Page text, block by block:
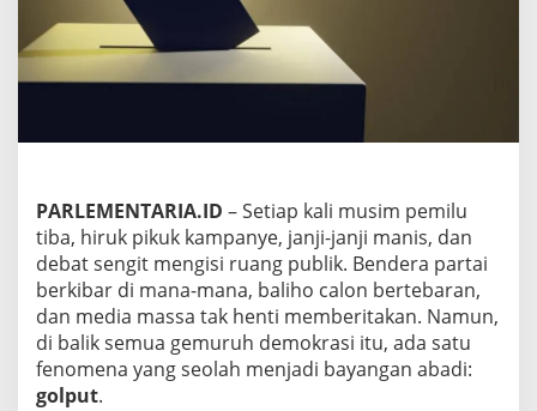
i
a
A
b
a
d
i
d
i
PARLEMENTARIA.ID – Setiap kali musim pemilu
tiba, hiruk pikuk kampanye, janji-janji manis, dan
debat sengit mengisi ruang publik. Bendera partai
berkibar di mana-mana, baliho calon bertebaran,
dan media massa tak henti memberitakan. Namun,
di balik semua gemuruh demokrasi itu, ada satu
fenomena yang seolah menjadi bayangan abadi:
golput.